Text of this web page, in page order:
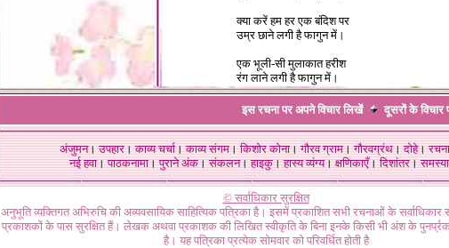
क्या करें हम हर एक बंदिश पर
उम्र छाने लगी है फागुन में।
एक भूली-सी मुलाकात हरीश
रंग लाने लगी है फागुन में।
इस रचना पर अपने विचार लिखें दूसरों के विचार
अंजुमन।उपहार।काव्य चर्चा।काव्य संगम।किशोर कोना।गौरव ग्राम।गौरवग्रंथ।दोहे।
नई हवा। पाठकनामा। पुराने अंक। संकलन। हाइकु। हास्य व्यंग्य। क्षणिकाएँ। दिशांतर।
© सर्वाधिकार सुरक्षित
अनुभूति व्यक्तिगत अभिरुचि की अव्यवसायिक साहित्यिक पत्रिका है। इसमें प्रकाशित सभी रचनाओं के
प्रकाशकों के पास सुरक्षित हैं। लेखक अथवा प्रकाशक की लिखित स्वीकृति के बिना इनके किसी भी अंश के
है। यह पत्रिका प्रत्येक सोमवार को परिवर्धित होती है